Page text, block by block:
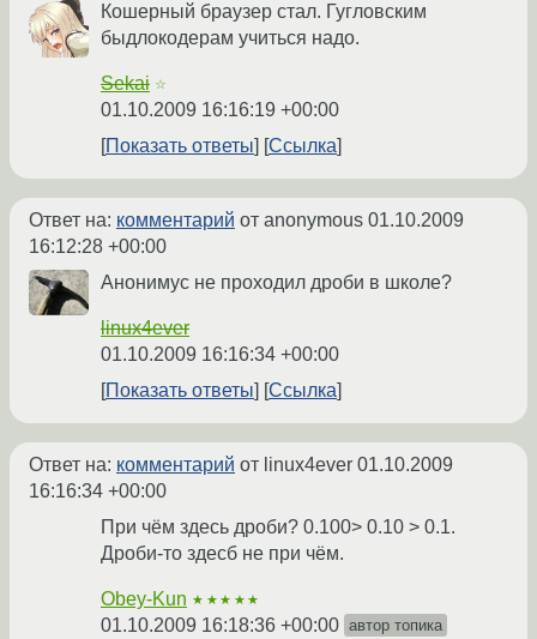
Кошерный браузер стал. Гугловским
быдлокодерам учиться надо.
Sekai ☆
01.10.2009 16:16:19 +00:00
Показать ответы
Ссылка
Ответ на: комментарий от anonymous 01.10.2009
16:12:28 +00:00
Анонимус не проходил дроби в школе?
linux4ever
01.10.2009 16:16:34 +00:00
Показать ответы
Ссылка
Ответ на: комментарий от linux4ever 01.10.2009
16:16:34 +00:00
При чём здесь дроби? 0.100> 0.10 > 0.1.
Дроби-то здесб не при чём.
Obey-Kun ★★★★★
01.10.2009 16:18:36 +00:00 автор топика